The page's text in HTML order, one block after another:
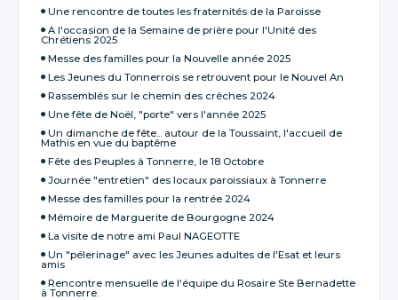
Une rencontre de toutes les fraternités de la Paroisse
A l'occasion de la Semaine de prière pour l'Unité des
Chrétiens 2025
Messe des familles pour la Nouvelle année 2025
Les Jeunes du Tonnerrois se retrouvent pour le Nouvel An
Rassemblés sur le chemin des crèches 2024
Une fête de Noël, "porte" vers l'année 2025
Un dimanche de fête... autour de la Toussaint, l'accueil de
Mathis en vue du baptême
Fête des Peuples à Tonnerre, le 18 Octobre
Journée "entretien" des locaux paroissiaux à Tonnerre
Messe des familles pour la rentrée 2024
Mémoire de Marguerite de Bourgogne 2024
La visite de notre ami Paul NAGEOTTE
Un "pélerinage" avec les Jeunes adultes de l'Esat et leurs
amis
Rencontre mensuelle de l‘équipe du Rosaire Ste Bernadette
à Tonnerre.